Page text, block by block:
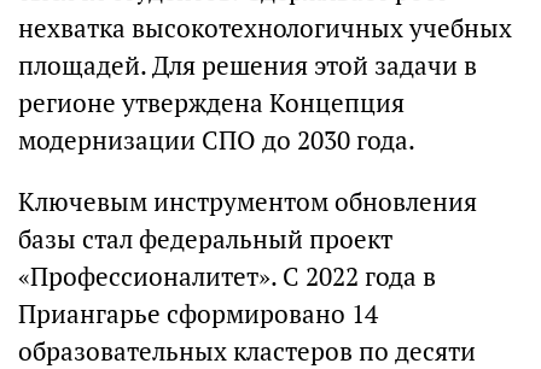
нехватка высокотехнологичных учебных
площадей. Для решения этой задачи в
регионе утверждена Концепция
модернизации СПО до 2030 года.
Ключевым инструментом обновления
базы стал федеральный проект
«Профессионалитет». С 2022 года в
Приангарье сформировано 14
образовательных кластеров по десяти